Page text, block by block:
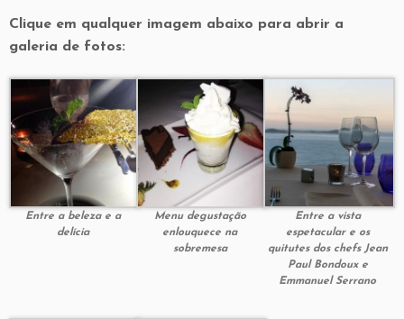
Clique em qualquer imagem abaixo para abrir a
galeria de fotos:
Entre a beleza e a
delícia
Menu degustação
enlouquece na
sobremesa
Entre a vista
espetacular e os
quitutes dos chefs Jean
Paul Bondoux e
Emmanuel Serrano